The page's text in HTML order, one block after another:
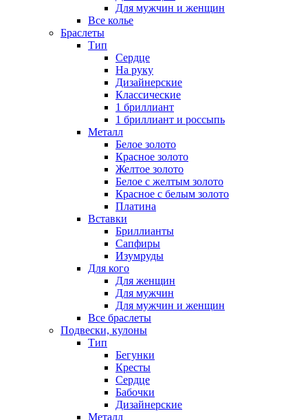
Для мужчин и женщин
Все колье
Браслеты
Тип
Сердце
На руку
Дизайнерские
Классические
1 бриллиант
1 бриллиант и россыпь
Металл
Белое золото
Красное золото
Желтое золото
Белое с желтым золото
Красное с белым золото
Платина
Вставки
Бриллианты
Сапфиры
Изумруды
Для кого
Для женщин
Для мужчин
Для мужчин и женщин
Все браслеты
Подвески, кулоны
Тип
Бегунки
Кресты
Сердце
Бабочки
Дизайнерские
Металл